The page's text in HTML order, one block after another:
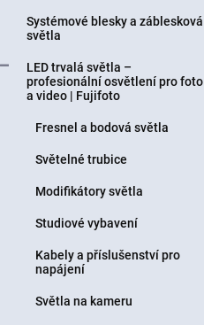
Systémové blesky a záblesková
světla
LED trvalá světla –
profesionální osvětlení pro foto
a video | Fujifoto
Fresnel a bodová světla
Světelné trubice
Modifikátory světla
Studiové vybavení
Kabely a příslušenství pro
napájení
Světla na kameru